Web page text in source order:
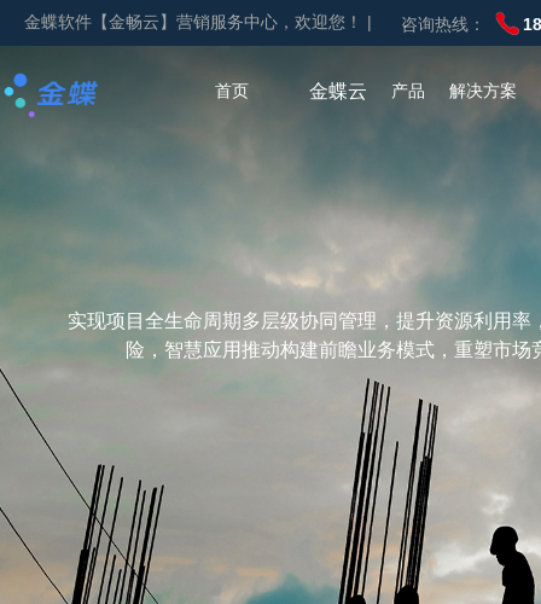
金蝶软件【金畅云】营销服务中心，欢迎您！ | 咨询热线：
首页 金蝶云 产品 解决方案
实现项目全生命周期多层级协同管理，提升资源利用率
险，智慧应用推动构建前瞻业务模式，重塑市场